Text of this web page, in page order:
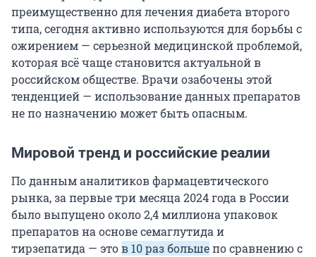
преимущественно для лечения диабета второго
типа, сегодня активно используются для борьбы с
ожирением — серьезной медицинской проблемой,
которая всё чаще становится актуальной в
российском обществе. Врачи озабочены этой
тенденцией — использование данных препаратов
не по назначению может быть опасным.
Мировой тренд и российские реалии
По данным аналитиков фармацевтического
рынка, за первые три месяца 2024 года в России
было выпущено около 2,4 миллиона упаковок
препаратов на основе семаглутида и
тирзепатида — этов 10 раз большепо сравнению с